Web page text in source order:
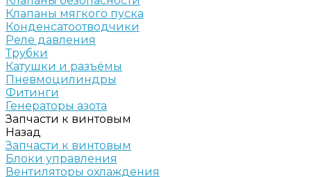
Клапаны мягкого пуска
Конденсатоотводчики
Реле давления
Трубки
Катушки и разъёмы
Пневмоцилиндры
Фитинги
Генераторы азота
Запчасти к винтовым
Назад
Запчасти к винтовым
Блоки управления
Вентиляторы охлаждения